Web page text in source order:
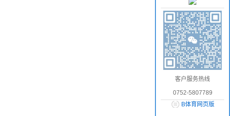
客户服务热线
0752-5807789
B体育网页版